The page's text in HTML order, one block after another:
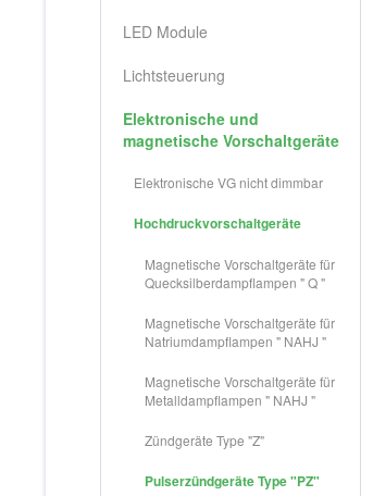
LED Module
Lichtsteuerung
Elektronische und
magnetische Vorschaltgeräte
Elektronische VG nicht dimmbar
Hochdruckvorschaltgeräte
Magnetische Vorschaltgeräte für
Quecksilberdampflampen " Q "
Magnetische Vorschaltgeräte für
Natriumdampflampen " NAHJ "
Magnetische Vorschaltgeräte für
Metalldampflampen " NAHJ "
Zündgeräte Type "Z"
Pulserzündgeräte Type "PZ"